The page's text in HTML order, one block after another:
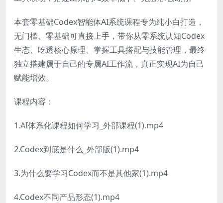
本套零基础Codex智能体AI系统课程专为纯小白打造，
无门槛、零基础可直接上手，带你从零系统认知Codex
生态、吃透核心原理、掌握工具搭配与技能管理，最终
独立搭建属于自己的专属AI工作流，真正实现AI为自己
赋能增效。
课程内容：
1.AI体系化课程如何学习_外部课程(1).mp4
2.Codex到底是什么_外部版(1).mp4
3.为什么要学习Codex而不是其他家(1).mp4
4.Codex不同产品形态(1).mp4